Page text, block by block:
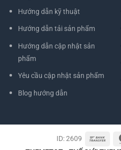
Hướng dẫn kỹ thuật
Hướng dẫn tải sản phẩm
Hướng dẫn cập nhật sản
phẩm
Yêu cầu cập nhật sản phẩm
Blog hướng dẫn
ID: 2609